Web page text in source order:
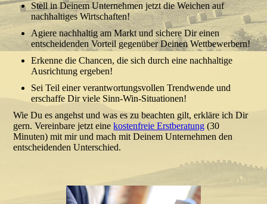
Stell in Deinem Unternehmen jetzt die Weichen auf
nachhaltiges Wirtschaften!
Agiere nachhaltig am Markt und sichere Dir einen
entscheidenden Vorteil gegenüber Deinen Wettbewerbern!
Erkenne die Chancen, die sich durch eine nachhaltige
Ausrichtung ergeben!
Sei Teil einer verantwortungsvollen Trendwende und
erschaffe Dir viele Sinn-Win-Situationen!
Wie Du es angehst und was es zu beachten gilt, erkläre ich Dir
gern. Vereinbare jetzt einekostenfreie Erstberatung (30
Minuten) mit mir und mach mit Deinem Unternehmen den
entscheidenden Unterschied.